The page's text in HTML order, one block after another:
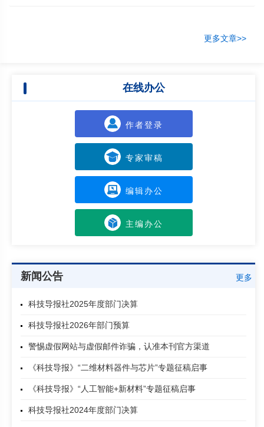
发生失效；而采用C/C复合材料基体改性结合ZrC−TaC−SiC多相UHTC涂
流冲刷环境下的千秒级抗氧化烧蚀，展现出卓越的超高温热防护性能，为
极端工况下的应用奠定了技术基础。
更多文章>>
在线办公
作者登录
专家审稿
编辑办公
主编办公
新闻公告 更多
科技导报社2025年度部门决算
科技导报社2026年部门预算
警惕虚假网站与虚假邮件诈骗，认准本刊官方渠道
《科技导报》“二维材料器件与芯片”专题征稿启事
《科技导报》“人工智能+新材料”专题征稿启事
科技导报社2024年度部门决算